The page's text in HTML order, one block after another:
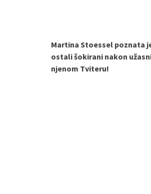
Martina Stoessel poznata
ostali šokirani nakon
njenom Tviteru!